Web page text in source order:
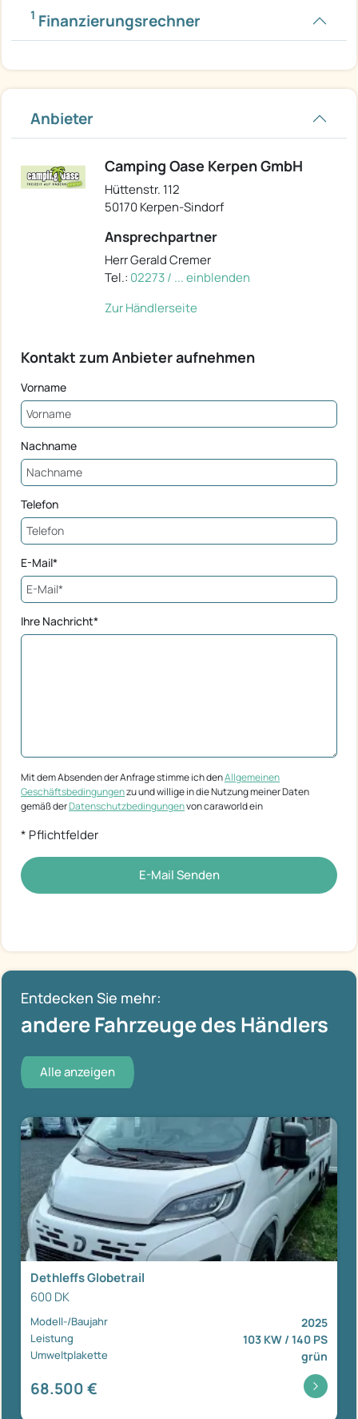
1 Finanzierungsrechner
Anbieter
Camping Oase Kerpen GmbH
Hüttenstr. 112
50170 Kerpen-Sindorf
Ansprechpartner
Herr Gerald Cremer
Tel.: 02273 / ... einblenden
Zur Händlerseite
Kontakt zum Anbieter aufnehmen
Vorname
Nachname
Telefon
E-Mail*
Ihre Nachricht*
Mit dem Absenden der Anfrage stimme ich denAllgemeinen
Geschäftsbedingungenzu und willige in die Nutzung meiner Daten
gemäß derDatenschutzbedingungenvon caraworld ein
* Pflichtfelder
E-Mail Senden
Entdecken Sie mehr:
andere Fahrzeuge des Händlers
Alle anzeigen
Dethleffs Globetrail
600 DK
Modell-/Baujahr 2025
Leistung 103 KW / 140 PS
Umweltplakette grün
68.500 €